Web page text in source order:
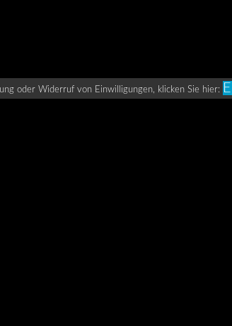
oder Widerruf von Einwilligungen, klicken Sie hier: